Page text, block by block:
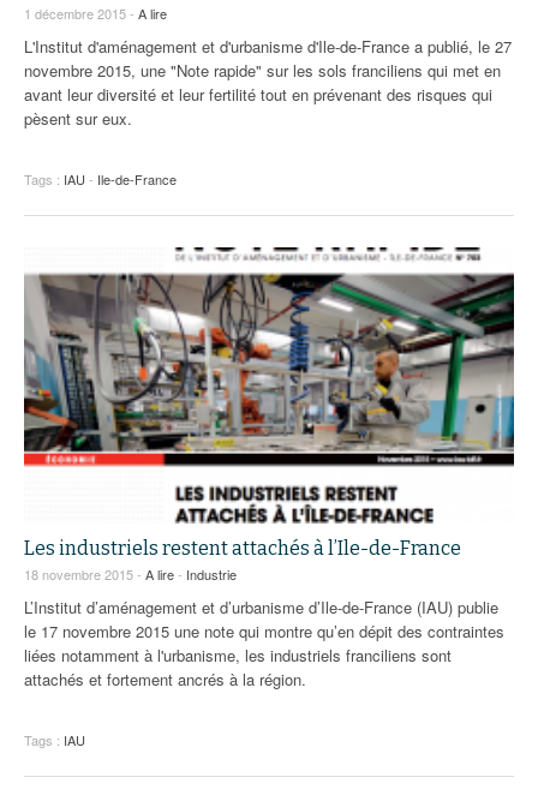
1 décembre 2015 - A lire
L'Institut d'aménagement et d'urbanisme d'Ile-de-France a publié, le 27
novembre 2015, une "Note rapide" sur les sols franciliens qui met en
avant leur diversité et leur fertilité tout en prévenant des risques qui
pèsent sur eux.
Tags : IAU - Ile-de-France
Les industriels restent attachés à l’Ile-de-France
18 novembre 2015 - A lire- Industrie
L’Institut d’aménagement et d’urbanisme d’Ile-de-France (IAU) publie
le 17 novembre 2015 une note qui montre qu’en dépit des contraintes
liées notamment à l'urbanisme, les industriels franciliens sont
attachés et fortement ancrés à la région.
Tags : IAU